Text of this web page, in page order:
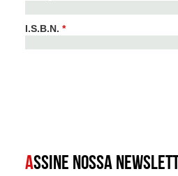
I.S.B.N. *
ASSINE NOSSA